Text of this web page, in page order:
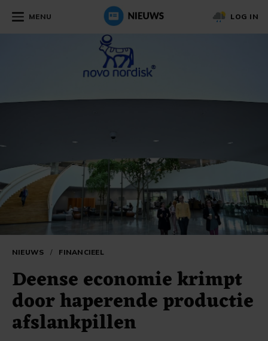
MENU LOG IN
NIEUWS / FINANCIEEL
Deense economie krimpt
door haperende productie
afslankpillen